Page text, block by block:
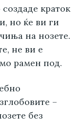
краток
но ќе ви ги
на нозете.
не ви е
рамен под.
–
без